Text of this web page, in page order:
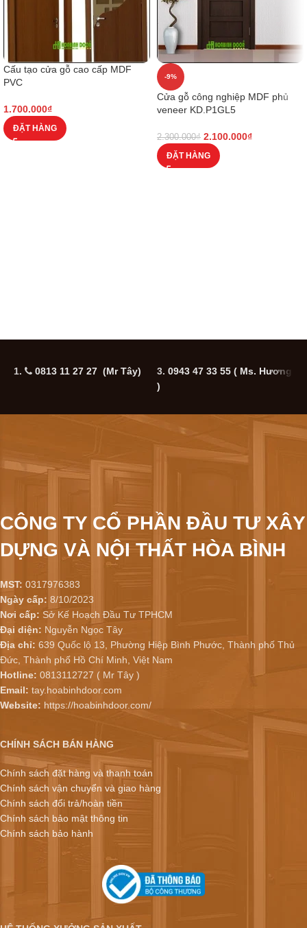
Cấu tạo cửa gỗ cao cấp MDF
PVC
1.700.000₫
ĐẶT HÀNG
-9%
Cửa gỗ công nghiệp MDF phủ
veneer KD.P1GL5
2.300.000₫ 2.100.000₫
ĐẶT HÀNG
1. 0813 11 27 27 (Mr Tây) 3. 0943 47 33 55 ( Ms. Hương
)
CÔNG TY CỔ PHẦN ĐẦU TƯ XÂY
DỰNG VÀ NỘI THẤT HÒA BÌNH
MST: 0317976383
Ngày cấp: 8/10/2023
Nơi cấp: Sở Kế Hoạch Đầu Tư TPHCM
Đại diện: Nguyễn Ngọc Tây
Địa chỉ: 639 Quốc lộ 13, Phường Hiệp Bình Phước, Thành phố Thủ
Đức, Thành phố Hồ Chí Minh, Việt Nam
Hotline: 0813112727 ( Mr Tây )
Email: tay.hoabinhdoor.com
Website: https://hoabinhdoor.com/
CHÍNH SÁCH BÁN HÀNG
Chính sách đặt hàng và thanh toán
Chính sách vận chuyển và giao hàng
Chính sách đổi trả/hoàn tiền
Chính sách bảo mật thông tin
Chính sách bảo hành